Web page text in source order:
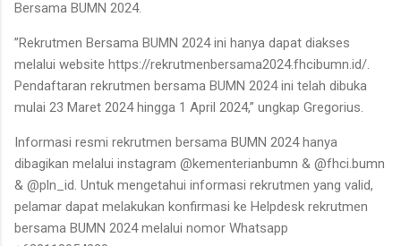
Bersama BUMN 2024.
”Rekrutmen Bersama BUMN 2024 ini hanya dapat diakses
melalui website https://rekrutmenbersama2024.fhcibumn.id/.
Pendaftaran rekrutmen bersama BUMN 2024 ini telah dibuka
mulai 23 Maret 2024 hingga 1 April 2024,” ungkap Gregorius.
Informasi resmi rekrutmen bersama BUMN 2024 hanya
dibagikan melalui instagram @kementerianbumn & @fhci.bumn
& @pln_id. Untuk mengetahui informasi rekrutmen yang valid,
pelamar dapat melakukan konfirmasi ke Helpdesk rekrutmen
bersama BUMN 2024 melalui nomor Whatsapp